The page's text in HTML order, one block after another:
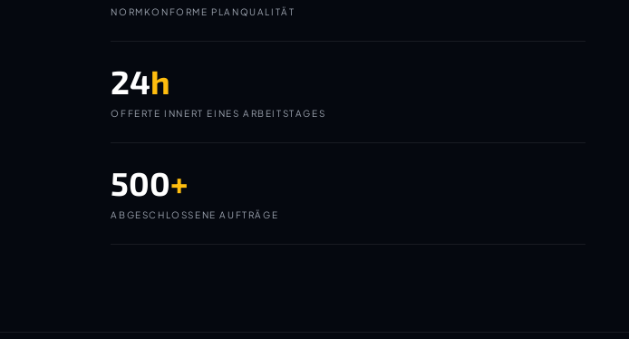
NORMKONFORME PLANQUALITÄT
24h
OFFERTE INNERT EINES ARBEITSTAGES
500+
ABGESCHLOSSENE AUFTRÄGE